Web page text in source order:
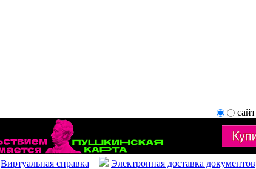
сайт
Виртуальная справка Электронная доставка документов